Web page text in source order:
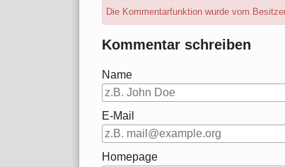
Die Kommentarfunktion wurde vom
Kommentar schreiben
Name
E-Mail
Homepage